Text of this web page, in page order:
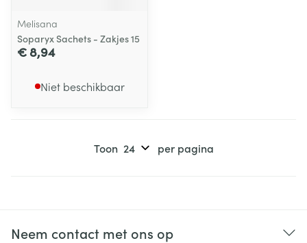
Melisana
Soparyx Sachets - Zakjes 15
€ 8,94
Niet beschikbaar
Toon per pagina
Neem contact met ons op